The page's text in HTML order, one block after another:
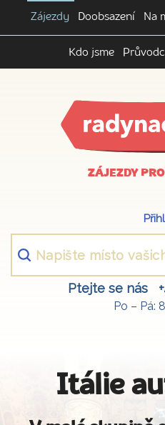
Zájezdy Doobsazení Na
Kdo jsme
ZÁJEZDY
Ptejte se nás
Po – Pá:
Itálie